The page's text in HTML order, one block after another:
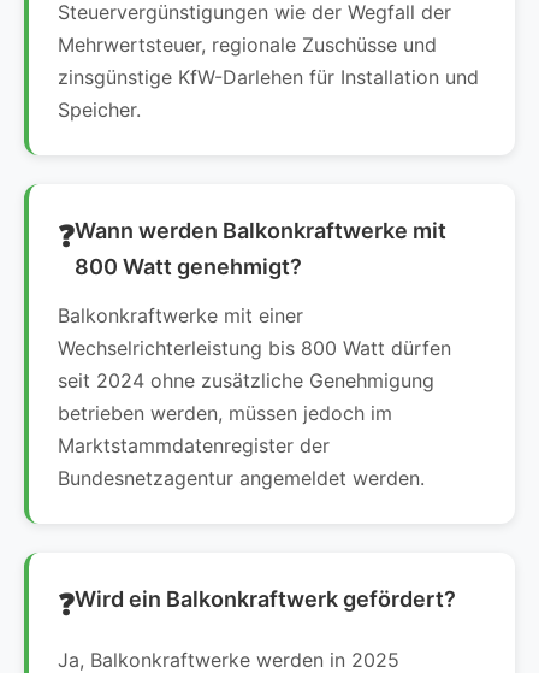
Steuervergünstigungen wie der Wegfall der
Mehrwertsteuer, regionale Zuschüsse und
zinsgünstige KfW-Darlehen für Installation und
Speicher.
Wann werden Balkonkraftwerke mit
800 Watt genehmigt?
Balkonkraftwerke mit einer
Wechselrichterleistung bis 800 Watt dürfen
seit 2024 ohne zusätzliche Genehmigung
betrieben werden, müssen jedoch im
Marktstammdatenregister der
Bundesnetzagentur angemeldet werden.
Wird ein Balkonkraftwerk gefördert?
Ja, Balkonkraftwerke werden in 2025